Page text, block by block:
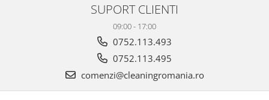
Dozatoare solutii igienizare si
dezinfectare maini si consumabile
Dispenser acoperitori incaltaminte
si rezerve
SUPORT CLIENTI
09:00 - 17:00
0752.113.493
0752.113.495
comenzi@cleaningromania.ro